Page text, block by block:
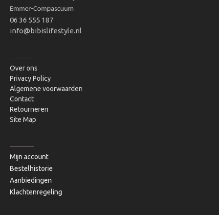
Emmer-Compascuum
06 36 555 187
info@bibislifestyle.nl
Over ons
Privacy Policy
Algemene voorwaarden
Contact
Retourneren
Site Map
Mijn account
Bestelhistorie
Aanbiedingen
Klachtenregeling